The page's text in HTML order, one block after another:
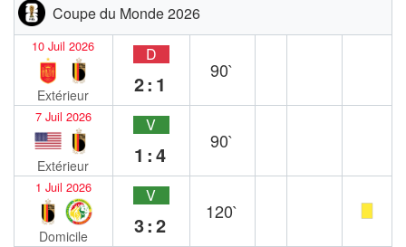
Coupe du Monde 2026
10 Juil 2026
Extérieur
D
2:1
90`
7 Juil 2026
Extérieur
V
1:4
90`
1 Juil 2026
Domicile
V
3:2
120`